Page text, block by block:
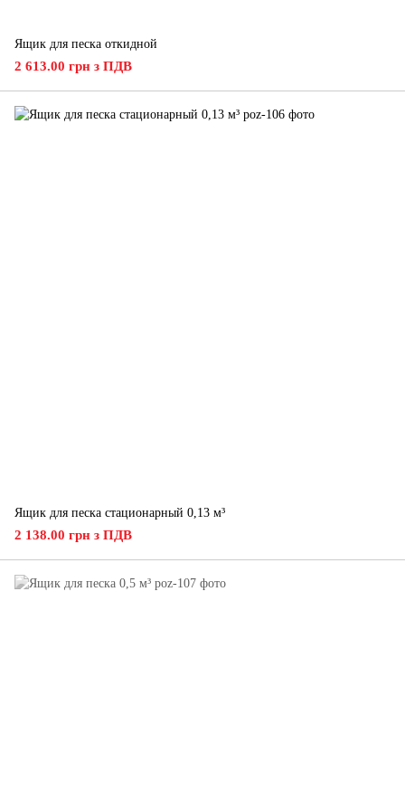
Ящик для песка откидной
2 613.00 грн з ПДВ
Ящик для песка стационарный 0,13 м³
2 138.00 грн з ПДВ